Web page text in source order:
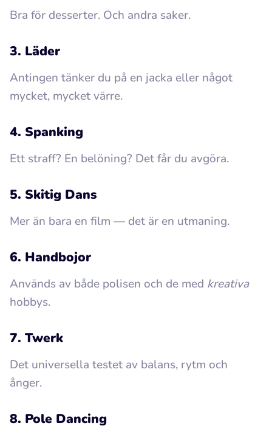
Bra för desserter. Och andra saker.
3. Läder
Antingen tänker du på en jacka eller något
mycket, mycket värre.
4. Spanking
Ett straff? En belöning? Det får du avgöra.
5. Skitig Dans
Mer än bara en film — det är en utmaning.
6. Handbojor
Används av både polisen och de med kreativa
hobbys.
7. Twerk
Det universella testet av balans, rytm och
ånger.
8. Pole Dancing